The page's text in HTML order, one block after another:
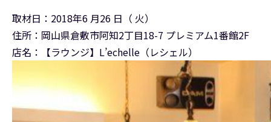
取材日：2018年6 月26 日（ 火）
住所：岡山県倉敷市阿知2丁目18-7 プレミアム1番館2F
店名：【ラウンジ】L’echelle（レシェル）